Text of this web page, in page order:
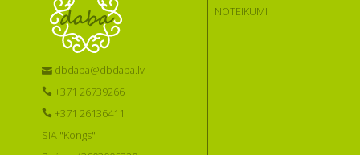
dbdaba@dbdaba.lv
+371 26739266
+371 26136411
SIA "Kongs"
NOTEIKUMI